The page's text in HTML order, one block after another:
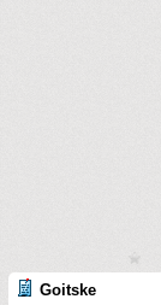
Goitske